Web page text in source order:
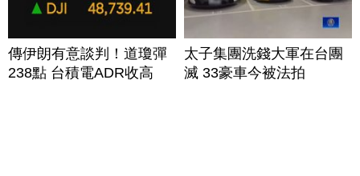
傳伊朗有意談判！道瓊彈
238點 台積電ADR收高
太子集團洗錢大軍在台團
滅 33豪車今被法拍